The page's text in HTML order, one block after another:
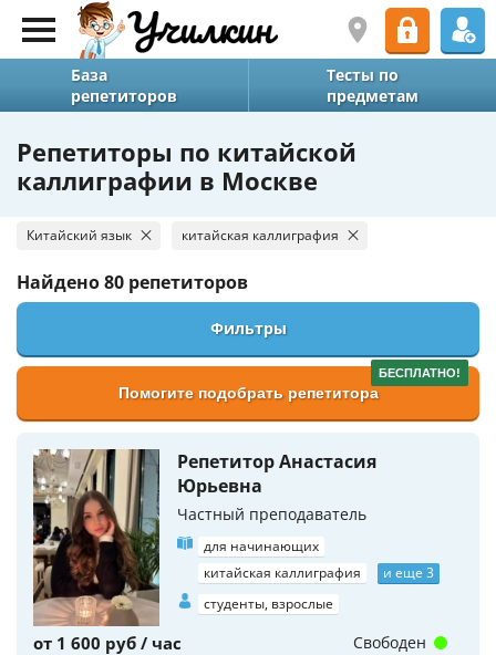
База
репетиторов
Тесты по
предметам
Репетиторы по китайской
каллиграфии в Москве
Китайский язык китайская каллиграфия
Найдено80 репетиторов
Фильтры
БЕСПЛАТНО!
Помогите подобрать репетитора
Репетитор Анастасия
Юрьевна
Частный преподаватель
для начинающих
китайская каллиграфия
и еще 3
студенты, взрослые
от 1 600 руб / час Свободен